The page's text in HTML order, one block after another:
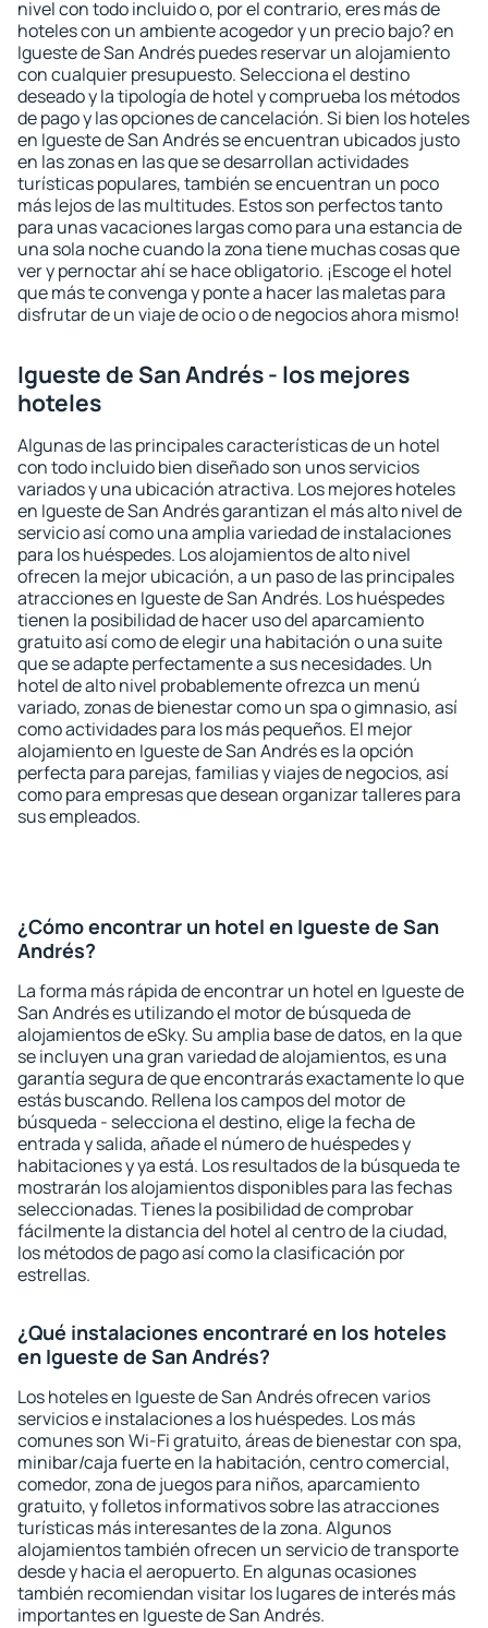
nivel con todo incluido o, por el contrario, eres más de
hoteles con un ambiente acogedor y un precio bajo? en
Igueste de San Andrés puedes reservar un alojamiento
con cualquier presupuesto. Selecciona el destino
deseado y la tipología de hotel y comprueba los métodos
de pago y las opciones de cancelación. Si bien los hoteles
en Igueste de San Andrés se encuentran ubicados justo
en las zonas en las que se desarrollan actividades
turísticas populares, también se encuentran un poco
más lejos de las multitudes. Estos son perfectos tanto
para unas vacaciones largas como para una estancia de
una sola noche cuando la zona tiene muchas cosas que
ver y pernoctar ahí se hace obligatorio. ¡Escoge el hotel
que más te convenga y ponte a hacer las maletas para
disfrutar de un viaje de ocio o de negocios ahora mismo!
Igueste de San Andrés - los mejores
hoteles
Algunas de las principales características de un hotel
con todo incluido bien diseñado son unos servicios
variados y una ubicación atractiva. Los mejores hoteles
en Igueste de San Andrés garantizan el más alto nivel de
servicio así como una amplia variedad de instalaciones
para los huéspedes. Los alojamientos de alto nivel
ofrecen la mejor ubicación, a un paso de las principales
atracciones en Igueste de San Andrés. Los huéspedes
tienen la posibilidad de hacer uso del aparcamiento
gratuito así como de elegir una habitación o una suite
que se adapte perfectamente a sus necesidades. Un
hotel de alto nivel probablemente ofrezca un menú
variado, zonas de bienestar como un spa o gimnasio, así
como actividades para los más pequeños. El mejor
alojamiento en Igueste de San Andrés es la opción
perfecta para parejas, familias y viajes de negocios, así
como para empresas que desean organizar talleres para
sus empleados.
¿Cómo encontrar un hotel en Igueste de San
Andrés?
La forma más rápida de encontrar un hotel en Igueste de
San Andrés es utilizando el motor de búsqueda de
alojamientos de eSky. Su amplia base de datos, en la que
se incluyen una gran variedad de alojamientos, es una
garantía segura de que encontrarás exactamente lo que
estás buscando. Rellena los campos del motor de
búsqueda - selecciona el destino, elige la fecha de
entrada y salida, añade el número de huéspedes y
habitaciones y ya está. Los resultados de la búsqueda te
mostrarán los alojamientos disponibles para las fechas
seleccionadas. Tienes la posibilidad de comprobar
fácilmente la distancia del hotel al centro de la ciudad,
los métodos de pago así como la clasificación por
estrellas.
¿Qué instalaciones encontraré en los hoteles
en Igueste de San Andrés?
Los hoteles en Igueste de San Andrés ofrecen varios
servicios e instalaciones a los huéspedes. Los más
comunes son Wi-Fi gratuito, áreas de bienestar con spa,
minibar/caja fuerte en la habitación, centro comercial,
comedor, zona de juegos para niños, aparcamiento
gratuito, y folletos informativos sobre las atracciones
turísticas más interesantes de la zona. Algunos
alojamientos también ofrecen un servicio de transporte
desde y hacia el aeropuerto. En algunas ocasiones
también recomiendan visitar los lugares de interés más
importantes en Igueste de San Andrés.